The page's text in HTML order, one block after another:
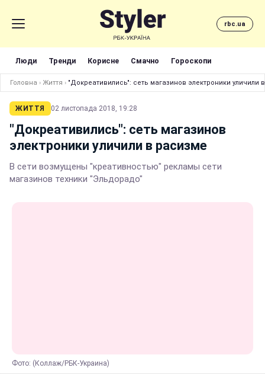
rbc.ua
Люди Тренди Корисне Смачно Гороскопи
Головна › Життя › "Докреативились": сеть магазинов электроники уличили
ЖИТТЯ 02 листопада 2018, 19:28
"Докреативились": сеть магазинов
электроники уличили в расизме
В сети возмущены "креативностью" рекламы сети
магазинов техники "Эльдорадо"
Фото: (Коллаж/РБК-Украина)